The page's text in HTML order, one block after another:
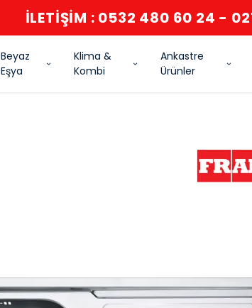
İLETİŞİM : 0532 480 60 24 -
Beyaz
Eşya
Klima &
Kombi
Ankastre
Ürünler